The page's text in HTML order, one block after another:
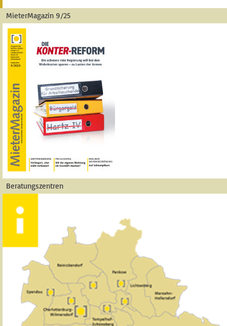
MieterMagazin 9/25
Beratungszentren